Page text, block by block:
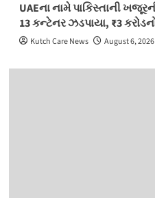
UAEના નામે પાકિસ્તાની
13 કન્ટેનર ઝડપાયા, ₹3
Kutch Care News August 6, 2026